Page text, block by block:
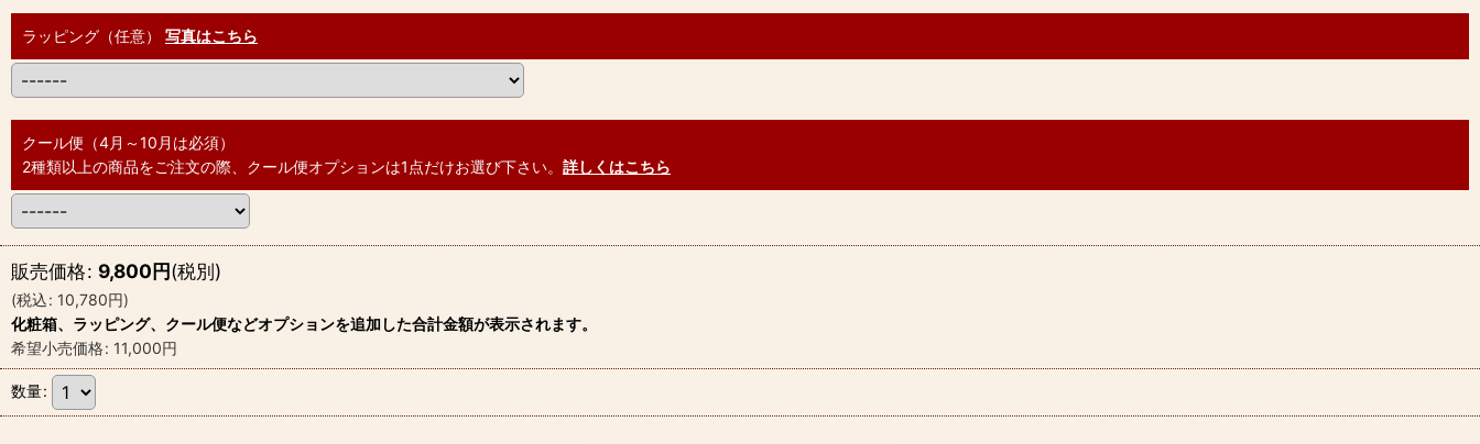
ラッピング（任意） 写真はこちら
クール便（4月～10月は必須）
2種類以上の商品をご注文の際、クール便オプションは1点だけお選び下さい。 詳しくはこちら
販売価格: 9,800円(税別)
(税込: 10,780円)
化粧箱、ラッピング、クール便などオプションを追加した合計金額が表示されます。
希望小売価格: 11,000円
数量: